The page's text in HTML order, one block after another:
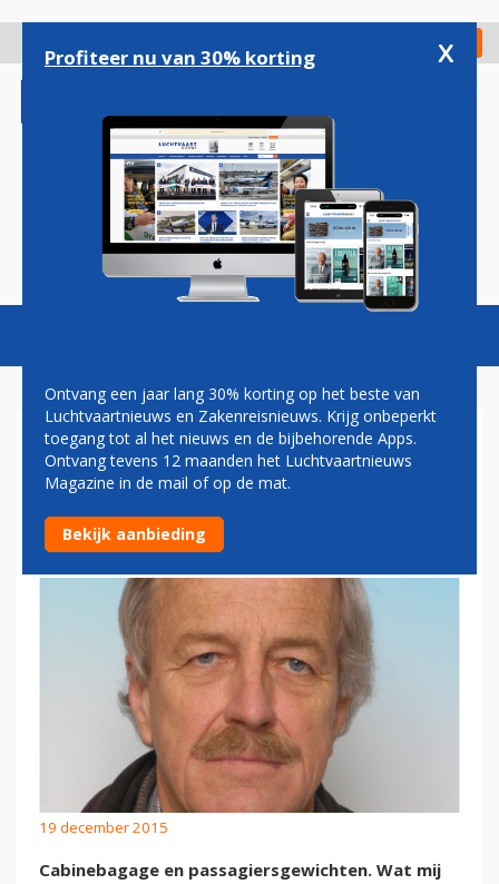
gaan
Check in
Magazine Podcasts Vacatures
PAUL GROVE:
BAGAGEGEWICHT, PLUS
GEWICHT PASSAGIER
19 december 2015
Cabinebagage en passagiersgewichten. Wat mij
Profiteer nu van 30% korting x
Ontvang een jaar lang 30% korting op het beste van
Luchtvaartnieuws en Zakenreisnieuws. Krijg onbeperkt
toegang tot al het nieuws en de bijbehorende Apps.
Ontvang tevens 12 maanden het Luchtvaartnieuws
Magazine in de mail of op de mat.
Bekijk aanbieding